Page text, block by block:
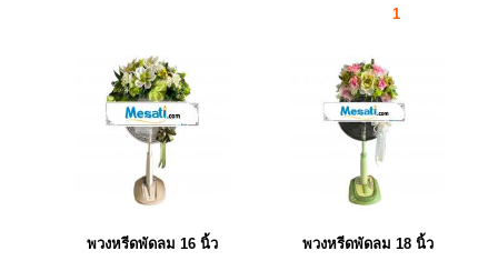
1
พวงหรีดพัดลม 16 นิ้ว พวงหรีดพัดลม 18 นิ้ว